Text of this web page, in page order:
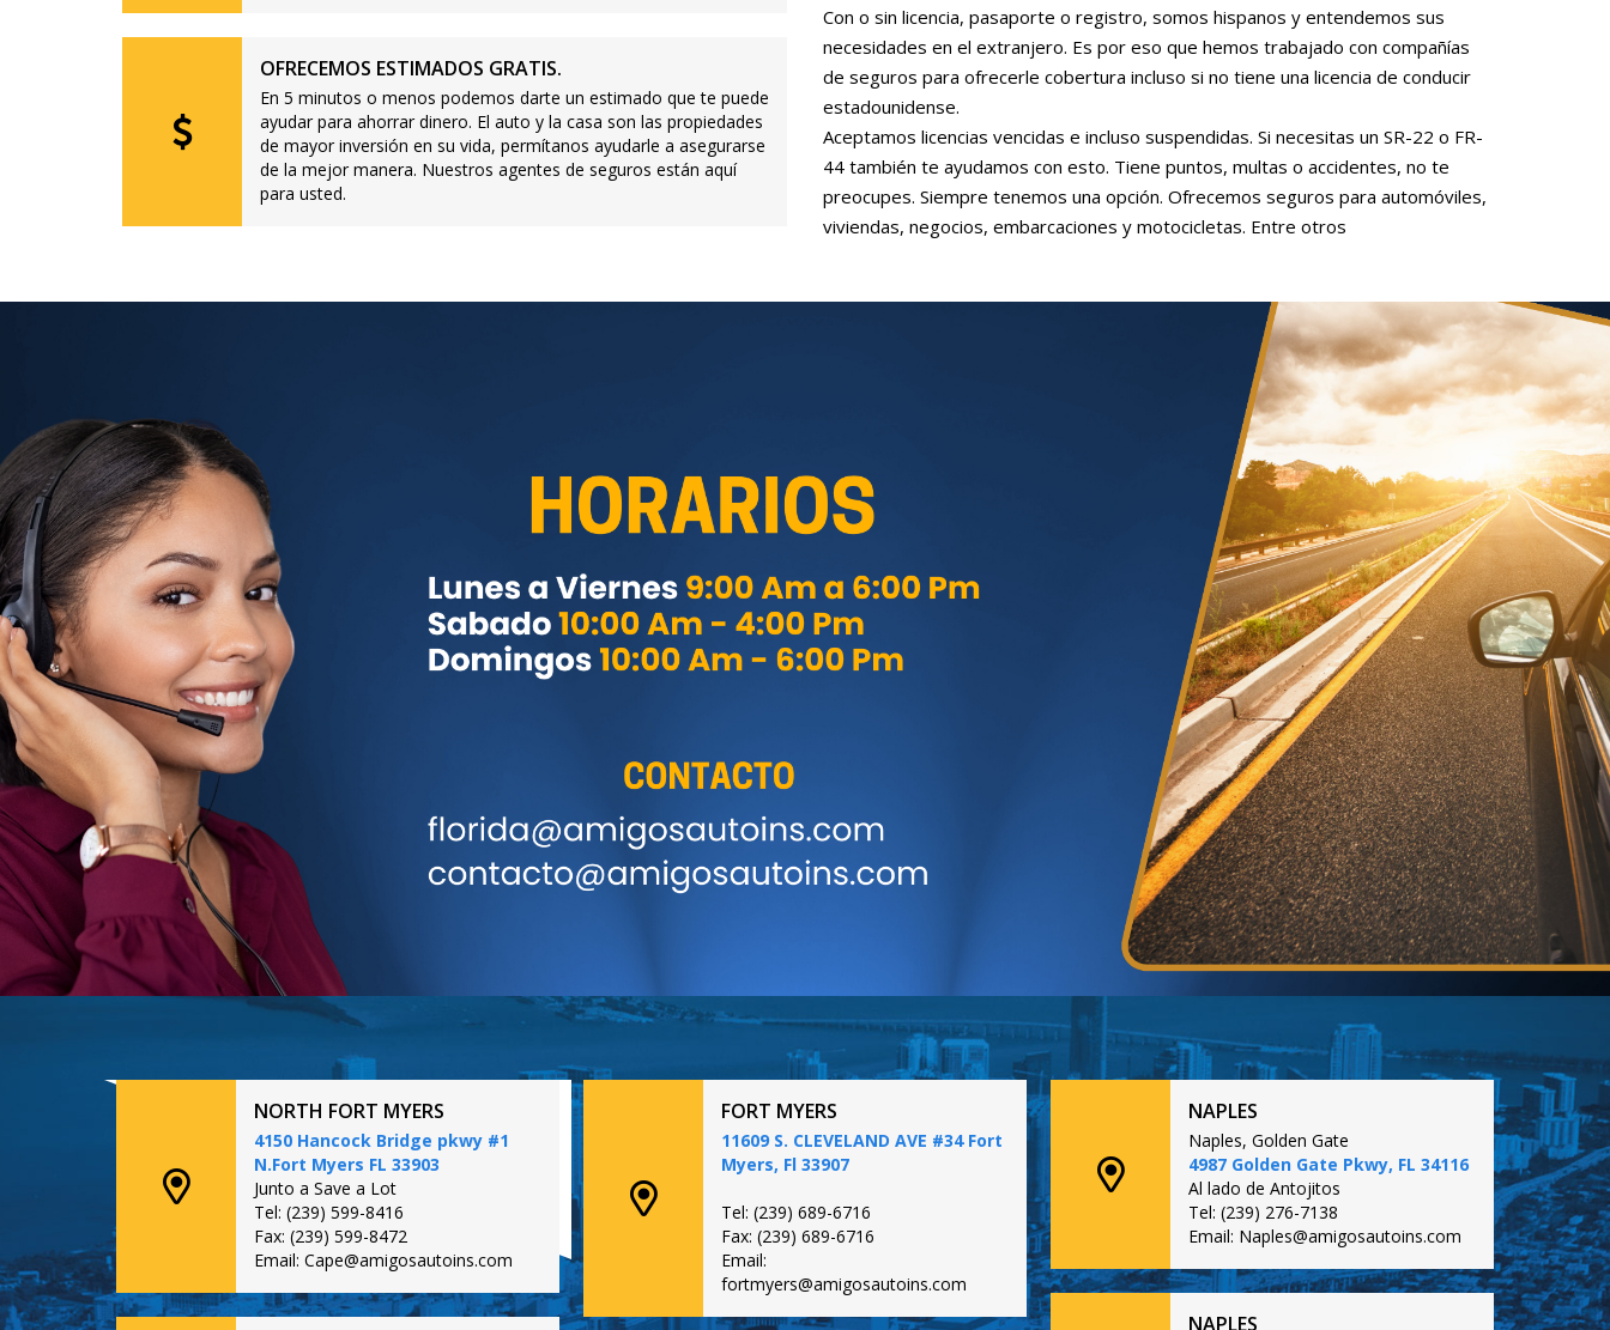
OFRECEMOS ESTIMADOS GRATIS.
En 5 minutos o menos podemos darte un estimado que te puede
ayudar para ahorrar dinero. El auto y la casa son las propiedades
de mayor inversión en su vida, permítanos ayudarle a asegurarse
de la mejor manera. Nuestros agentes de seguros están aquí
para usted.
Con o sin licencia, pasaporte o registro, somos hispanos y entendemos sus
necesidades en el extranjero. Es por eso que hemos trabajado con compañías
de seguros para ofrecerle cobertura incluso si no tiene una licencia de conducir
estadounidense.
Aceptamos licencias vencidas e incluso suspendidas. Si necesitas un SR-22 o FR-
44 también te ayudamos con esto. Tiene puntos, multas o accidentes, no te
preocupes. Siempre tenemos una opción. Ofrecemos seguros para automóviles,
viviendas, negocios, embarcaciones y motocicletas. Entre otros
NORTH FORT MYERS
4150 Hancock Bridge pkwy #1
N.Fort Myers FL 33903
Junto a Save a Lot
Tel: (239) 599-8416
Fax: (239) 599-8472
Email: Cape@amigosautoins.com
FORT MYERS
11609 S. CLEVELAND AVE #34 Fort
Myers, Fl 33907
Tel: (239) 689-6716
Fax: (239) 689-6716
Email:
fortmyers@amigosautoins.com
NAPLES
Naples, Golden Gate
4987 Golden Gate Pkwy, FL 34116
Al lado de Antojitos
Tel: (239) 276-7138
Email: Naples@amigosautoins.com
NAPLES